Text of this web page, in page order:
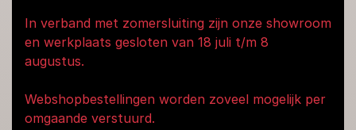
In verband met zomersluiting zijn onze showroom
en werkplaats gesloten van 18 juli t/m 8
augustus.
Webshopbestellingen worden zoveel mogelijk per
omgaande verstuurd.